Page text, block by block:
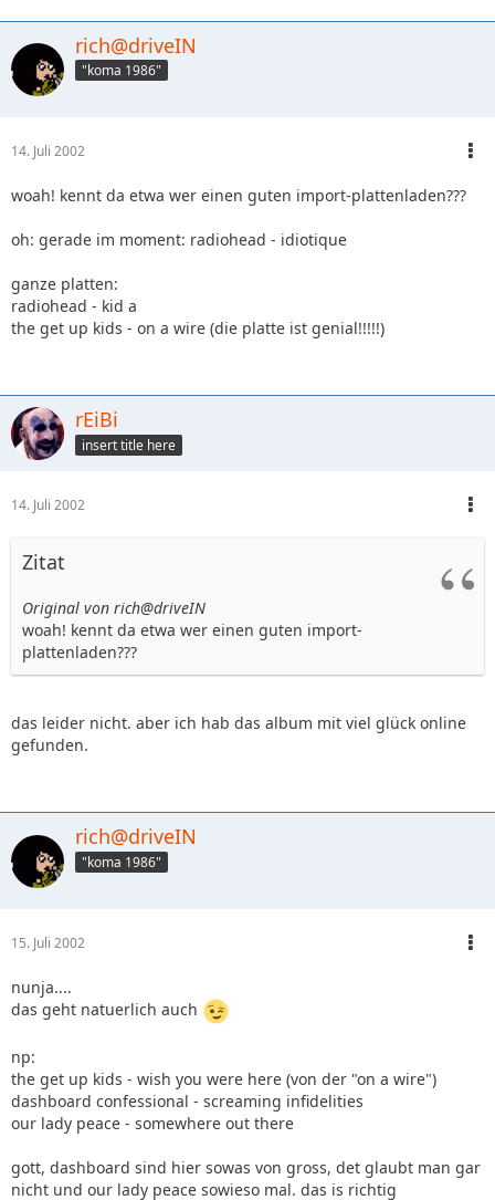
rich@driveIN
"koma 1986"
14. Juli 2002
woah! kennt da etwa wer einen guten import-plattenladen???
oh: gerade im moment: radiohead - idiotique
ganze platten:
radiohead - kid a
the get up kids - on a wire (die platte ist genial!!!!!)
rEiBi
insert title here
14. Juli 2002
Zitat
Original von rich@driveIN
woah! kennt da etwa wer einen guten import-
plattenladen???
das leider nicht. aber ich hab das album mit viel glück online
gefunden.
rich@driveIN
"koma 1986"
15. Juli 2002
nunja....
das geht natuerlich auch
np:
the get up kids - wish you were here (von der "on a wire")
dashboard confessional - screaming infidelities
our lady peace - somewhere out there
gott, dashboard sind hier sowas von gross, det glaubt man gar
nicht und our lady peace sowieso mal. das is richtig